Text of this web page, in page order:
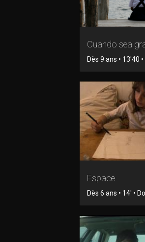
Cuando sea
Dès 9 ans • 13'40
Espace
Dès 6 ans • 14' •